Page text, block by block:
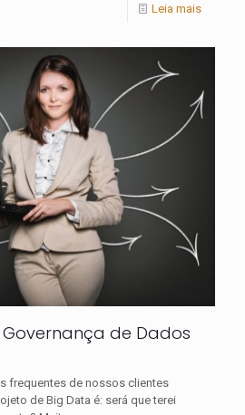
Leia mais
de Dados
frequentes de nossos clientes
de Big Data é: será que terei